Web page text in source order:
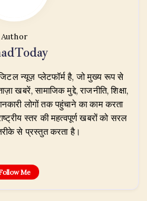
Author
न्यूज़ प्लेटफॉर्म है, जो मुख्य रूप से
खबरें, सामाजिक मुद्दे, राजनीति, शिक्षा,
लोगों तक पहुंचाने का काम करता
स्तर की महत्वपूर्ण खबरों को सरल
से प्रस्तुत करता है।
Me